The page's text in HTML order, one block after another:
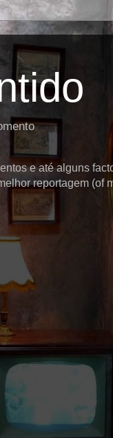
e até alguns
reportagem (of